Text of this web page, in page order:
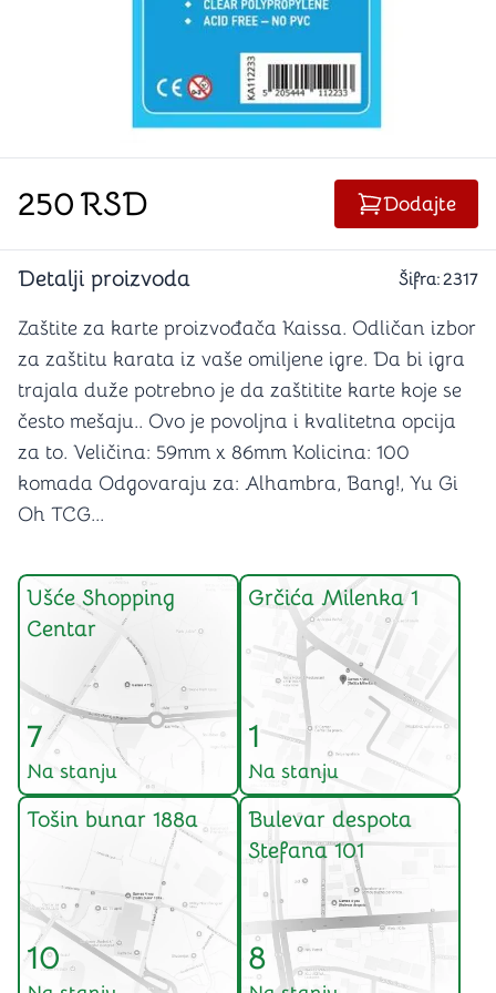
250RSD Dodajte
Detalji proizvoda Šifra:2317
Zaštite za karte proizvođača Kaissa. Odličan izbor
za zaštitu karata iz vaše omiljene igre. Da bi igra
trajala duže potrebno je da zaštitite karte koje se
često mešaju.. Ovo je povoljna i kvalitetna opcija
za to. Veličina: 59mm x 86mm Kolicina: 100
komada Odgovaraju za: Alhambra, Bang!, Yu Gi
Oh TCG...
Ušće Shopping
Centar
7
Na stanju
Grčića Milenka 1
1
Na stanju
Tošin bunar 188a
10
Bulevar despota
Stefana 101
8